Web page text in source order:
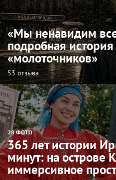
«Мы ненавидим
подробная
«молоточников»
53 отзыва
28 ФОТО
365 лет истории
минут: на острове
иммерсивное